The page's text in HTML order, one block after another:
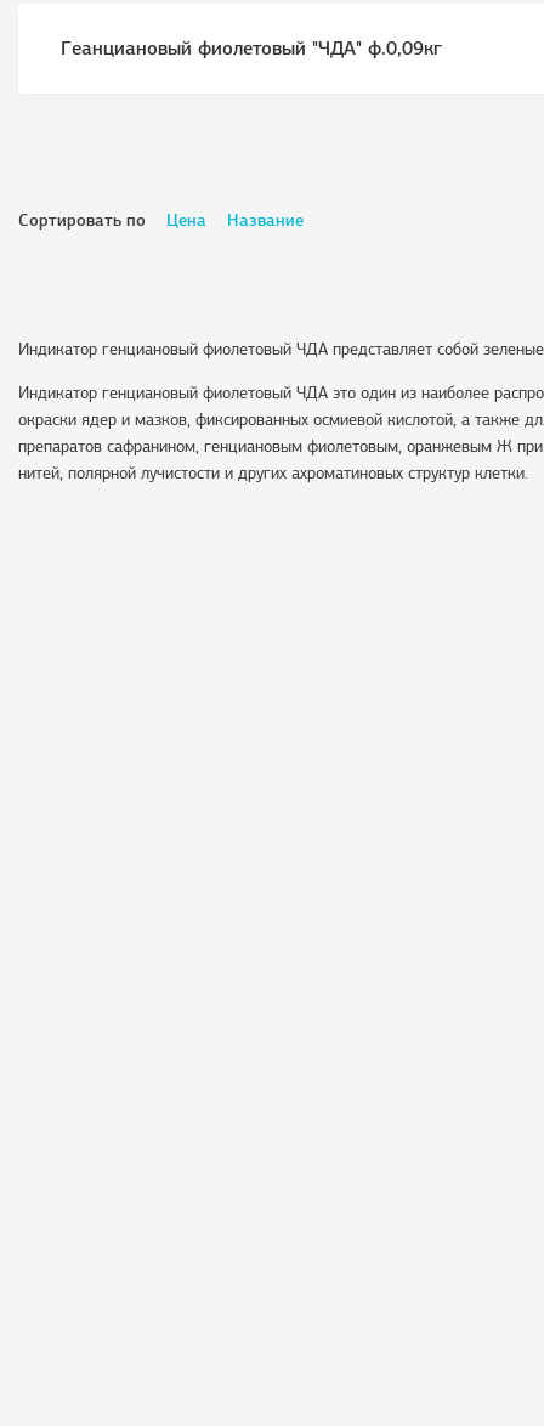
Геанциановый фиолетовый "ЧДА" ф.0,09кг
Сортировать по Цена Название
Индикатор генциановый фиолетовый ЧДА представляет собой
Индикатор генциановый фиолетовый ЧДА это один из наиболее
окраски ядер и мазков, фиксированных осмиевой кислотой, а также
препаратов сафранином, генциановым фиолетовым, оранжевым Ж
нитей, полярной лучистости и других ахроматиновых структур клетки.